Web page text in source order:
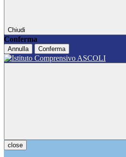
Chiudi
Conferma
Annulla Conferma
close